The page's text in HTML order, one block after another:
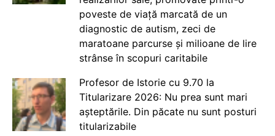
poveste de viață marcată de un
diagnostic de autism, zeci de
maratoane parcurse și milioane de lire
strânse în scopuri caritabile
Profesor de Istorie cu 9.70 la
Titularizare 2026: Nu prea sunt mari
așteptările. Din păcate nu sunt posturi
titularizabile